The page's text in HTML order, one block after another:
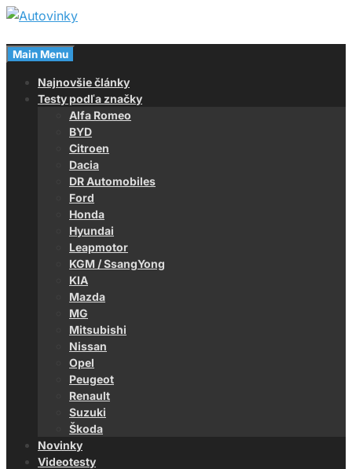
Skip
content
Autovinky
Magazín o autách
Main Menu
Najnovšie články
Testy podľa značky
Alfa Romeo
BYD
Citroen
Dacia
DR Automobiles
Ford
Honda
Hyundai
Leapmotor
KGM / SsangYong
KIA
Mazda
MG
Mitsubishi
Nissan
Opel
Peugeot
Renault
Suzuki
Škoda
Novinky
Videotesty